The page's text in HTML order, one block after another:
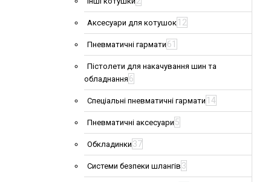
Аксесуари для котушок 12
Пневматичні гармати 61
Пістолети для накачування шин та
обладнання 6
Спеціальні пневматичні гармати 14
Пневматичні аксесуари 5
Обкладинки 37
Системи безпеки шлангів 3